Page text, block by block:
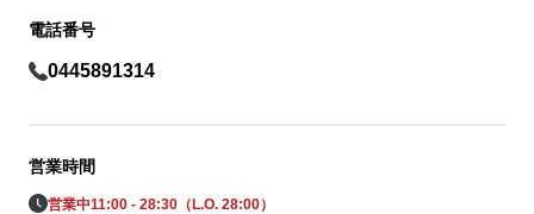
電話番号
0445891314
営業時間
営業中11:00 - 28:30（L.O. 28:00）